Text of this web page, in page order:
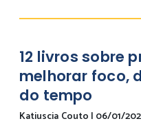
12 livros sobre
melhorar foco,
do tempo
Katiuscia Couto | 06/01/